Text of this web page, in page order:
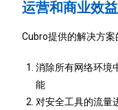
运营和商业效益
Cubro提供的解决方案
消除所有网络环境
能
对安全工具的流量